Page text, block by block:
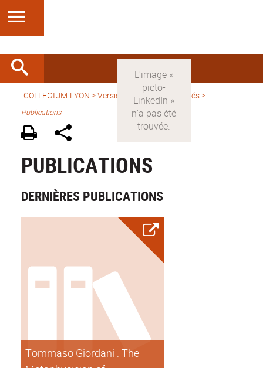
COLLEGIUM-LYON >Version française> Activités>
Publications
PUBLICATIONS
DERNIÈRES PUBLICATIONS
Tommaso Giordani : The